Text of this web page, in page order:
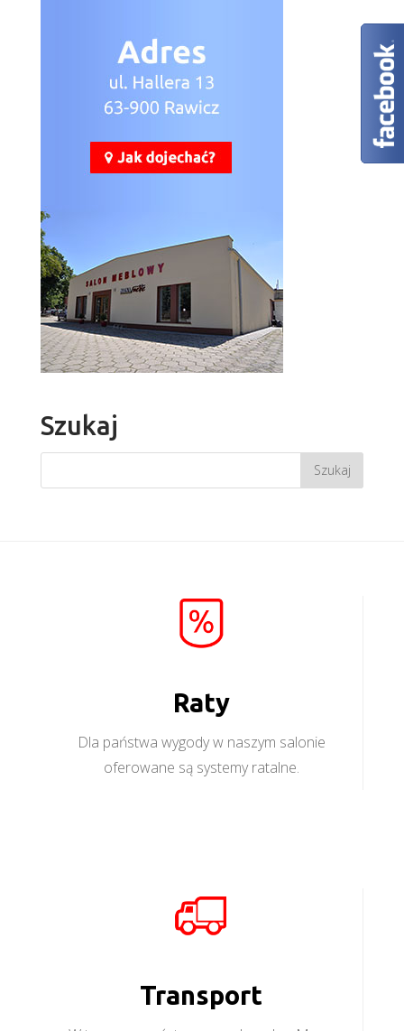
Więcej
Szukaj
Raty
Dla państwa wygody w naszym salonie
oferowane są systemy ratalne.
Transport